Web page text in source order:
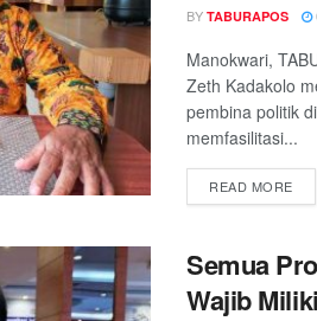
BY TABURAPOS
Manokwari,
Zeth Kadakolo
pembina politik
memfasilitasi...
READ MORE
Semua
Wajib